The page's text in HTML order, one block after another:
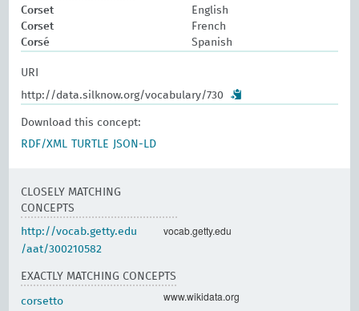
Corset
English
Corset
French
Corsé
Spanish
URI
http://data.silknow.org/vocabulary/730
Download this concept:
RDF/XML
TURTLE JSON-LD
CLOSELY MATCHING
CONCEPTS
http://vocab.getty.edu
/aat/300210582
vocab.getty.edu
EXACTLY MATCHING CONCEPTS
corsetto www.wikidata.org